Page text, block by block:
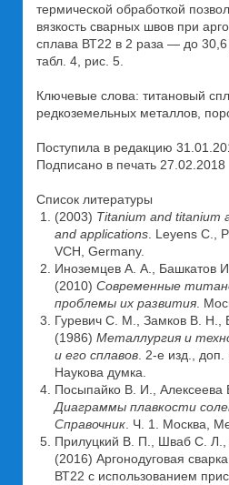
термической обработкой
вязкость сварных швов при
сплава ВТ22 в 2 раза — до
табл. 4, рис. 5.
Ключевые слова: титановый
редкоземельных металлов,
Поступила в редакцию
Подписано в печать 27.02.2018
Список литературы
(2003) Titanium and titanium
and applications . Leyens C.,
VCH, Germany.
Иноземцев А. А., Башкатов
(2010) Современные
проблемы их развития .
Гуревич С. М., Замков В. Н.,
(1986) Металлургия и
и его сплавов . 2-е изд.,
Наукова думка.
Посыпайко В. И., Алексеева
Диаграммы плавкости
Справочник . Ч. 1. Москва,
Прилуцкий В. П., Шваб С. Л.,
(2016) Аргонодуговая
ВТ22 с использованием